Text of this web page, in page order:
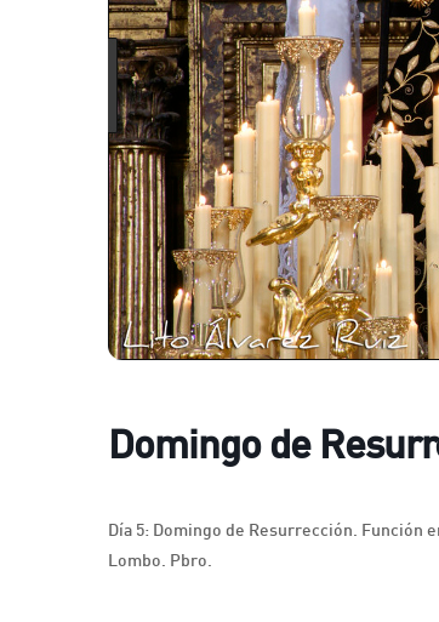
Domingo de
Día 5: Domingo de Resurrección. Función
Lombo. Pbro.